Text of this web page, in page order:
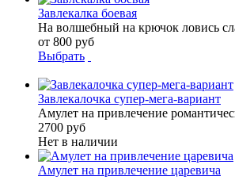
Завлекалка боевая
На волшебный на крючок ловись
от 800 руб
Выбрать
Завлекалочка супер-мега-вариант
Амулет на привлечение
2700 руб
Нет в наличии
Амулет на привлечение царевича